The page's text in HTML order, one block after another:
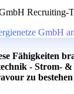
Recruiting-
GmbH
Fähigkeiten
- Strom- &
zu bestehen